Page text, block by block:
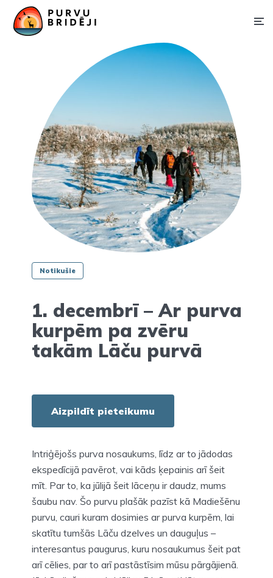
Notikušie
1. decembrī – Ar purva
kurpēm pa zvēru
takām Lāču purvā
Aizpildīt pieteikumu
Intriģējošs purva nosaukums, līdz ar to jādodas
ekspedīcijā pavērot, vai kāds ķepainis arī šeit
mīt. Par to, ka jūlijā šeit lāceņu ir daudz, mums
šaubu nav. Šo purvu plašāk pazīst kā Madiešēnu
purvu, cauri kuram dosimies ar purva kurpēm, lai
skatītu tumšās Lāču dzelves un dauguļus –
interesantus paugurus, kuru nosaukumus šeit pat
arī cēlies, par to arī pastāstīsim mūsu pārgājienā.